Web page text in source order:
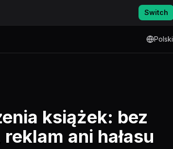
Switch
Polski
książek: bez
ani hałasu